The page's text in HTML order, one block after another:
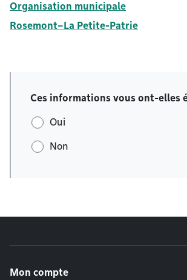
Organisation municipale
Rosemont–La Petite-Patrie
Ces informations vous ont-elles
Oui
Non
Mon compte